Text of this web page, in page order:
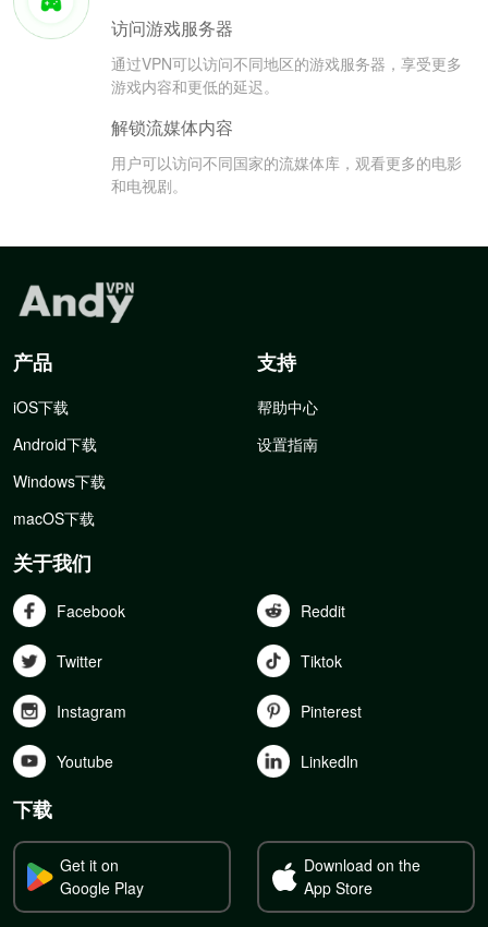
访问游戏服务器
通过VPN可以访问不同地区的游戏服务器，享受更多
游戏内容和更低的延迟。
解锁流媒体内容
用户可以访问不同国家的流媒体库，观看更多的电影
和电视剧。
产品
iOS下载
Android下载
Windows下载
macOS下载
支持
帮助中心
设置指南
关于我们
Facebook Reddit
Twitter Tiktok
Instagram Pinterest
Youtube Linkedln
下载
Get it on
Google Play
Download on the
App Store